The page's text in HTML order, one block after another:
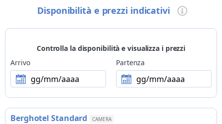
Disponibilità e prezzi indicativi
Controlla la disponibilità e visualizza i prezzi
Arrivo
gg/mm/aaaa
Partenza
gg/mm/aaaa
Berghotel Standard CAMERA